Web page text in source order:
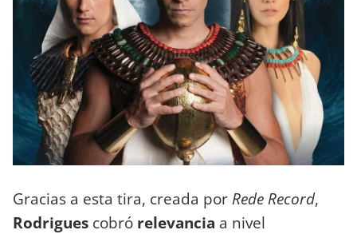
Gracias a esta tira, creada por Rede Record,
Rodrigues cobró relevancia a nivel